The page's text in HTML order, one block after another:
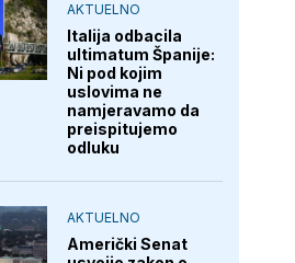
AKTUELNO
Italija odbacila
ultimatum Španije:
Ni pod kojim
uslovima ne
namjeravamo da
preispitujemo
odluku
AKTUELNO
Američki Senat